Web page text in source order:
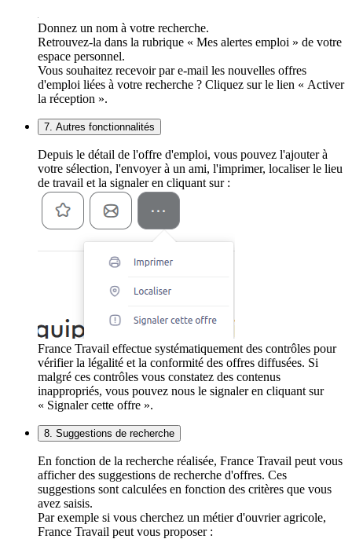
Donnez un nom à votre recherche.
Retrouvez-la dans la rubrique « Mes alertes emploi » de votre
espace personnel.
Vous souhaitez recevoir par e-mail les nouvelles offres
d'emploi liées à votre recherche ? Cliquez sur le lien « Activer
la réception ».
7. Autres fonctionnalités
Depuis le détail de l'offre d'emploi, vous pouvez l'ajouter à
votre sélection, l'envoyer à un ami, l'imprimer, localiser le lieu
de travail et la signaler en cliquant sur :
France Travail effectue systématiquement des contrôles pour
vérifier la légalité et la conformité des offres diffusées. Si
malgré ces contrôles vous constatez des contenus
inappropriés, vous pouvez nous le signaler en cliquant sur
« Signaler cette offre ».
8. Suggestions de recherche
En fonction de la recherche réalisée, France Travail peut vous
afficher des suggestions de recherche d'offres. Ces
suggestions sont calculées en fonction des critères que vous
avez saisis.
Par exemple si vous cherchez un métier d'ouvrier agricole,
France Travail peut vous proposer :